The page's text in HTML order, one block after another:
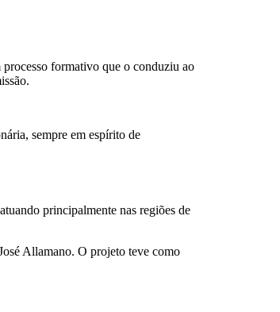
formativo que o conduziu ao
sempre em espírito de
principalmente nas regiões de
Allamano. O projeto teve como